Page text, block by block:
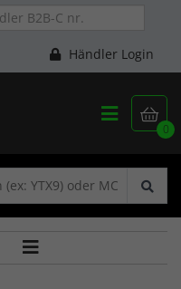
Händler Login

0

